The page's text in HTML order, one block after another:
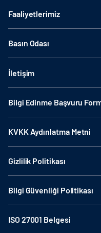
Faaliyetlerimiz
Basın Odası
İletişim
Bilgi Edinme Başvuru
KVKK Aydınlatma Metni
Gizlilik Politikası
Bilgi Güvenliği Politikası
ISO 27001 Belgesi